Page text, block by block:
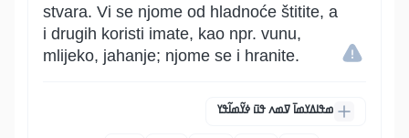
stvara. Vi se njome od hladnoće štitite, a
i drugih koristi imate, kao npr. vunu,
mlijeko, jahanje; njome se i hranite.
ߘߟߊߡߌߘߊ߫ ߜߘߍ ߟߎ߫ ߦߌ߬ߘߊ߬ߟߌ